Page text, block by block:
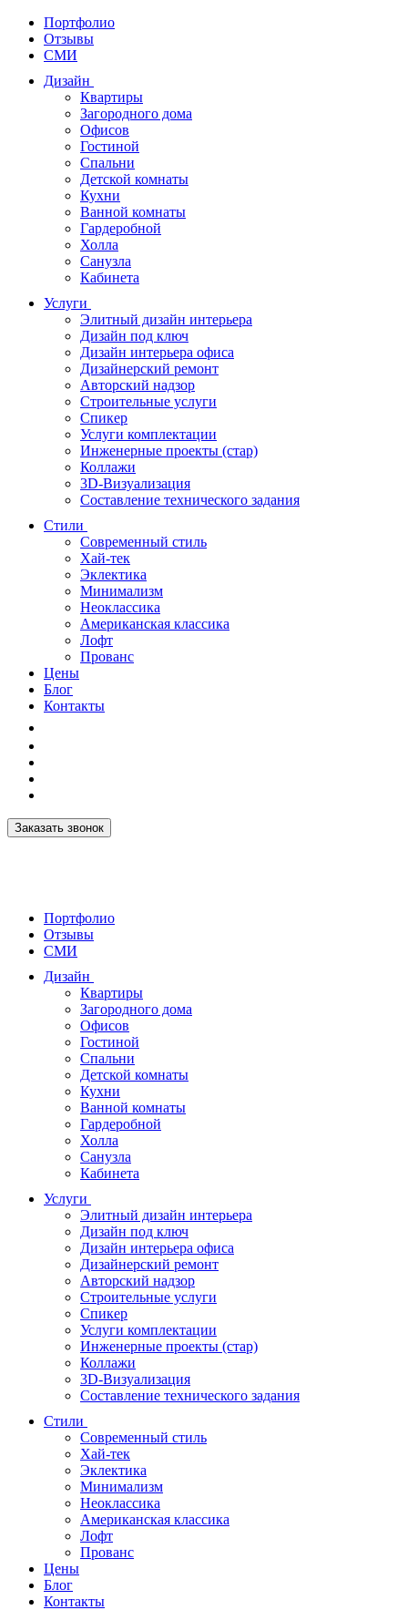
Портфолио
Отзывы
СМИ
Дизайн
Квартиры
Загородного дома
Офисов
Гостиной
Спальни
Детской комнаты
Кухни
Ванной комнаты
Гардеробной
Холла
Санузла
Кабинета
Услуги
Элитный дизайн интерьера
Дизайн под ключ
Дизайн интерьера офиса
Дизайнерский ремонт
Авторский надзор
Строительные услуги
Спикер
Услуги комплектации
Инженерные проекты (стар)
Коллажи
3D-Визуализация
Составление технического задания
Стили
Современный стиль
Хай-тек
Эклектика
Минимализм
Неоклассика
Американская классика
Лофт
Прованс
Цены
Блог
Контакты
Заказать звонок
Портфолио
Отзывы
СМИ
Дизайн
Квартиры
Загородного дома
Офисов
Гостиной
Спальни
Детской комнаты
Кухни
Ванной комнаты
Гардеробной
Холла
Санузла
Кабинета
Услуги
Элитный дизайн интерьера
Дизайн под ключ
Дизайн интерьера офиса
Дизайнерский ремонт
Авторский надзор
Строительные услуги
Спикер
Услуги комплектации
Инженерные проекты (стар)
Коллажи
3D-Визуализация
Составление технического задания
Стили
Современный стиль
Хай-тек
Эклектика
Минимализм
Неоклассика
Американская классика
Лофт
Прованс
Цены
Блог
Контакты